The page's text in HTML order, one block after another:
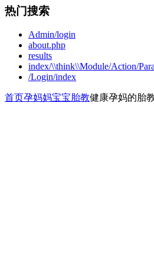
热门搜索
Admin/login
about.php
results
index/\\think\\Module/Action/
/Login/index
首页孕妈妈宝宝胎教健康孕妈的胎